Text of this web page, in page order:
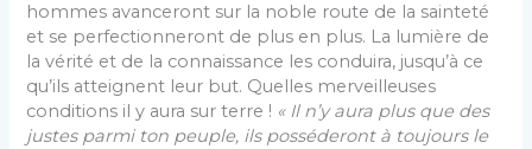
hommes avanceront sur la noble route de la sainteté
et se perfectionneront de plus en plus. La lumière de
la vérité et de la connaissance les conduira, jusqu’à ce
qu’ils atteignent leur but. Quelles merveilleuses
conditions il y aura sur terre ! « Il n’y aura plus que des
justes parmi ton peuple, ils posséderont à toujours le